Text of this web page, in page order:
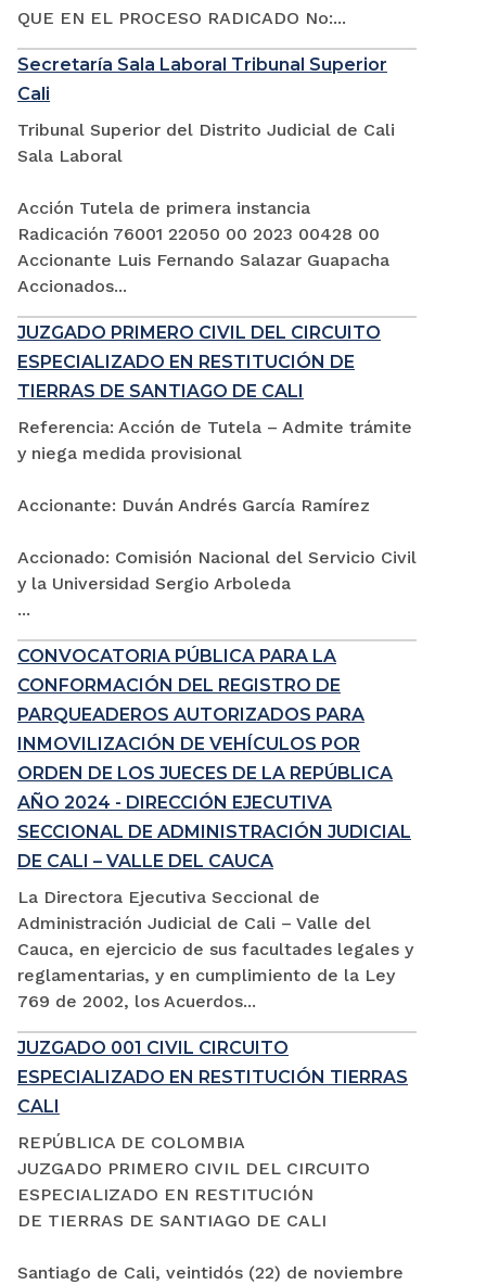
QUE EN EL PROCESO RADICADO No:...
Secretaría Sala Laboral Tribunal Superior
Cali
Tribunal Superior del Distrito Judicial de Cali
Sala Laboral
Acción Tutela de primera instancia
Radicación 76001 22050 00 2023 00428 00
Accionante Luis Fernando Salazar Guapacha
Accionados...
JUZGADO PRIMERO CIVIL DEL CIRCUITO
ESPECIALIZADO EN RESTITUCIÓN DE
TIERRAS DE SANTIAGO DE CALI
Referencia: Acción de Tutela – Admite trámite
y niega medida provisional
Accionante: Duván Andrés García Ramírez
Accionado: Comisión Nacional del Servicio Civil
y la Universidad Sergio Arboleda
...
CONVOCATORIA PÚBLICA PARA LA
CONFORMACIÓN DEL REGISTRO DE
PARQUEADEROS AUTORIZADOS PARA
INMOVILIZACIÓN DE VEHÍCULOS POR
ORDEN DE LOS JUECES DE LA REPÚBLICA
AÑO 2024 - DIRECCIÓN EJECUTIVA
SECCIONAL DE ADMINISTRACIÓN JUDICIAL
DE CALI – VALLE DEL CAUCA
La Directora Ejecutiva Seccional de
Administración Judicial de Cali – Valle del
Cauca, en ejercicio de sus facultades legales y
reglamentarias, y en cumplimiento de la Ley
769 de 2002, los Acuerdos...
JUZGADO 001 CIVIL CIRCUITO
ESPECIALIZADO EN RESTITUCIÓN TIERRAS
CALI
REPÚBLICA DE COLOMBIA
JUZGADO PRIMERO CIVIL DEL CIRCUITO
ESPECIALIZADO EN RESTITUCIÓN
DE TIERRAS DE SANTIAGO DE CALI
Santiago de Cali, veintidós (22) de noviembre